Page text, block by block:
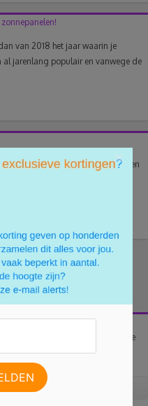
van 2018 het jaar waarin je
al jarenlang populair en vanwege de
zon! Heel leuk om gezellig buiten
portemonnee. Dankzij
dan de mogelijk om uw reactie
×